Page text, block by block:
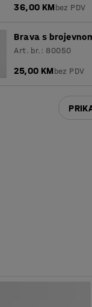
36,00 KMbez PDV
Brava s
Art. br.: 80050
25,00 KMbez PDV